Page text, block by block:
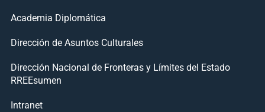
Academia Diplomática
Dirección de Asuntos Culturales
Dirección Nacional de Fronteras y Límites del Estado
RREEsumen
Intranet